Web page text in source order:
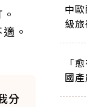
。
分
中
級
「
國